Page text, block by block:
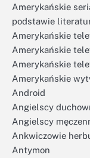
Amerykańskie
podstawie
Amerykańskie
Amerykańskie
Amerykańskie
Amerykańskie
Android
Angielscy
Angielscy
Ankwiczowie
Antymon